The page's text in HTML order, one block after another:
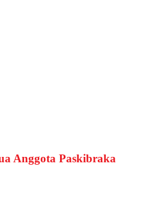
Anggota Paskibraka